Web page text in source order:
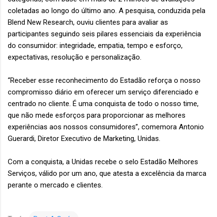
coletadas ao longo do último ano. A pesquisa, conduzida pela
Blend New Research, ouviu clientes para avaliar as
participantes seguindo seis pilares essenciais da experiência
do consumidor: integridade, empatia, tempo e esforço,
expectativas, resolução e personalização.
“Receber esse reconhecimento do Estadão reforça o nosso
compromisso diário em oferecer um serviço diferenciado e
centrado no cliente. É uma conquista de todo o nosso time,
que não mede esforços para proporcionar as melhores
experiências aos nossos consumidores”, comemora Antonio
Guerardi, Diretor Executivo de Marketing, Unidas.
Com a conquista, a Unidas recebe o selo Estadão Melhores
Serviços, válido por um ano, que atesta a excelência da marca
perante o mercado e clientes.